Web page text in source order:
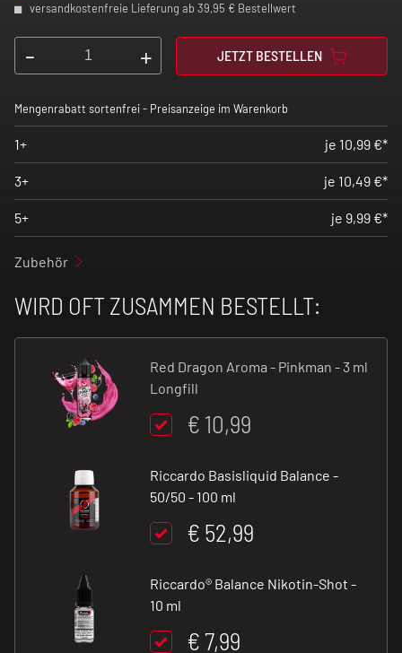
versandkostenfreie Lieferung ab 39,95 € Bestellwert
- + JETZT BESTELLEN
Mengenrabatt sortenfrei - Preisanzeige im Warenkorb
1+ je 10,99 €*
3+ je 10,49 €*
5+ je 9,99 €*
Zubehör
WIRD OFT ZUSAMMEN BESTELLT:
Red Dragon Aroma - Pinkman - 3 ml
Longfill
€ 10,99
Riccardo Basisliquid Balance -
50/50 - 100 ml
€ 52,99
Riccardo® Balance Nikotin-Shot -
10 ml
€ 7,99